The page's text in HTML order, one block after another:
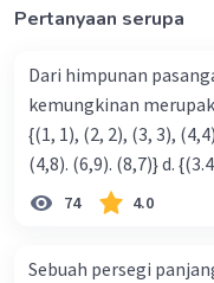
= 3.000.000/(80/
= 3.750.000
Jadi, harga
televisi
Rp500.000,00
Pertanyaan serupa
Dari himpunan
kemungkinan merupakan ko- respondensi
{(1, 1), (2, 2), (3, 3), (4,4)} b. {(1, 2), (2, 3), (3, 4). (4,5)} c.
(4,8).
74 4.0
Sebuah persegi